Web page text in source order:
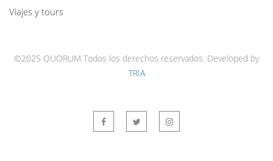
Viajes y tours
©2025 QUORUM Todos los derechos reservados. Developed by
TRIA